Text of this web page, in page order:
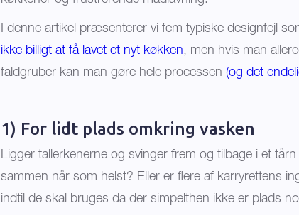
I denne artikel præsenterer vi fem typiske designfejl
ikke billigt at få lavet et nyt køkken, men hvis man
faldgruber kan man gøre hele processen (og det
1) For lidt plads omkring vasken
Ligger tallerkenerne og svinger frem og tilbage i et
sammen når som helst? Eller er flere af karryrettens
indtil de skal bruges da der simpelthen ikke er plads